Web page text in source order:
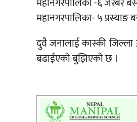
महानगरपालिका- ५ प्रस्याङ
दुवै जनालाई कास्की जिल्ला
बढाईएको बुझिएको छ ।